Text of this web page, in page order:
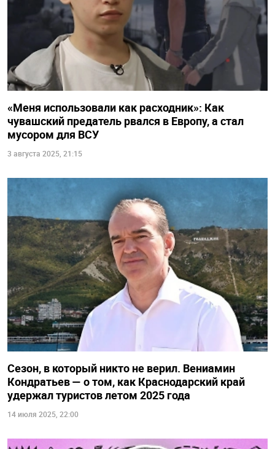
«Меня использовали как расходник»: Как
чувашский предатель рвался в Европу, а стал
мусором для ВСУ
3 августа 2025, 21:15
Сезон, в который никто не верил. Вениамин
Кондратьев — о том, как Краснодарский край
удержал туристов летом 2025 года
14 июля 2025, 22:00